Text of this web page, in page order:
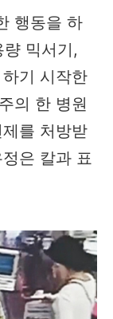
행동을 하
믹서기,
기 시작한
의 한 병원
를 처방받
은 칼과 표